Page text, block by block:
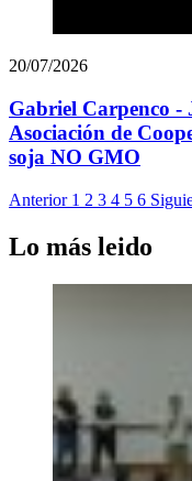
20/07/2026
Gabriel Carpenco -
Asociación de
soja NO GMO
Anterior 1 2 3 4 5 6
Lo más leido